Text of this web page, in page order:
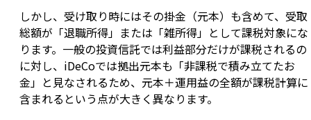
しかし、受け取り時にはその掛金（元本）も含めて、受取
総額が「退職所得」または「雑所得」として課税対象にな
ります。一般の投資信託では利益部分だけが課税されるの
に対し、iDeCoでは拠出元本も「非課税で積み立てたお
金」と見なされるため、元本＋運用益の全額が課税計算に
含まれるという点が大きく異なります。